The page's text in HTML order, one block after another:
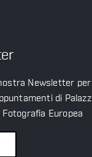
Newsletter
di
Fotografia Europea